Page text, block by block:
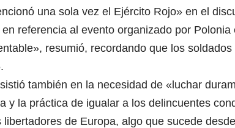
una sola vez el Ejército Rojo» en el
referencia al evento organizado por Polonia
resumió, recordando que los
también en la necesidad de «luchar
y la práctica de igualar a los delincuentes
de Europa, algo que sucede